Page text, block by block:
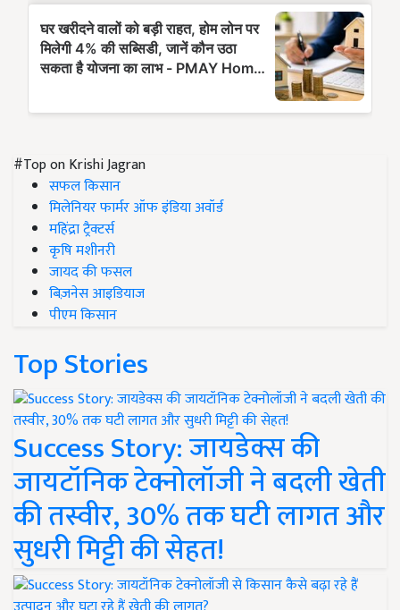
#Top on Krishi Jagran
सफल किसान
मिलेनियर फार्मर ऑफ इंडिया अवॉर्ड
महिंद्रा ट्रैक्टर्स
कृषि मशीनरी
जायद की फसल
बिज़नेस आइडियाज
पीएम किसान
Top Stories
Success Story: जायडेक्स की
जायटॉनिक टेक्नोलॉजी ने बदली खेती
की तस्वीर, 30% तक घटी लागत और
सुधरी मिट्टी की सेहत!